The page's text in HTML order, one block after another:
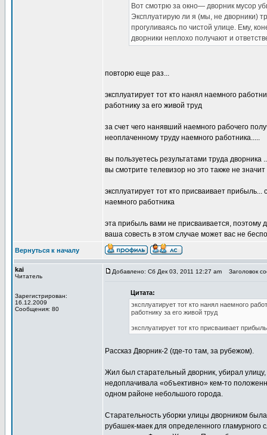
Вот смотрю за окно— дворник мусор
Эксплуатирую ли я (мы, не дворники)
прогуливаясь по чистой улице. Ему,
дворники неплохо получают и
повторю еще раз...
эксплуатирует тот кто нанял наемного
работнику за его живой труд
за счет чего нанявший наемного рабочего
неоплаченному труду наемного работника.....
вы пользуетесь результатами труда дворника
вы смотрите телевизор но это также не
эксплуатирует тот кто присваивает
наемного работника
эта прибыль вами не присваивается, поэтому
ваша совесть в этом случае может вас не
Вернуться к началу
kai
Читатель
Зарегистрирован:
16.12.2009
Сообщения: 80
Добавлено: Сб Дек 03, 2011 12:27 am Заголовок
Цитата:
эксплуатирует тот кто нанял наемного
работнику за его живой труд
эксплуатирует тот кто присваивает
Рассказ Дворник-2 (где-то там, за рубежом).
Жил был старательный дворник, убирал улицу,
недоплачивала «объективно» кем-то
одном районе небольшого города.
Старательность уборки улицы дворником
рубашек-маек для определенного гламурного